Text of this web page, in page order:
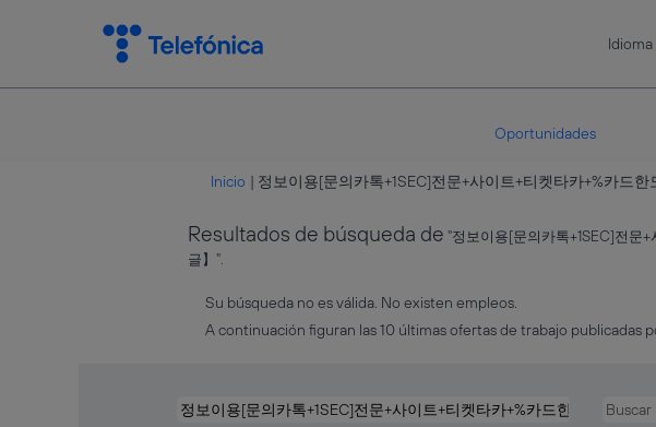
Idioma
Oportunidades
Inicio | 정보이용[문의카톡+1SEC]전문+사이트+티켓타카+%카드
Resultados de búsqueda de "정보이용[문의카톡+1SEC]전문
글】".
Su búsqueda no es válida. No existen empleos.
A continuación figuran las 10 últimas ofertas de trabajo publicadas